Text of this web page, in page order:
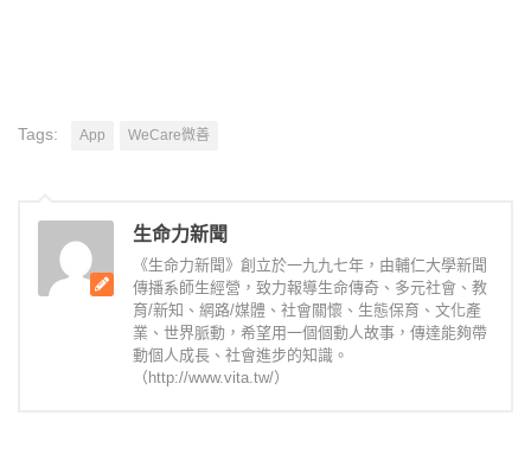
Tags: App WeCare微善
生命力新聞
《生命力新聞》創立於一九九七年，由輔仁大學新聞
傳播系師生經營，致力報導生命傳奇、多元社會、教
育/新知、網路/媒體、社會關懷、生態保育、文化產
業、世界脈動，希望用一個個動人故事，傳達能夠帶
動個人成長、社會進步的知識。
（http://www.vita.tw/）